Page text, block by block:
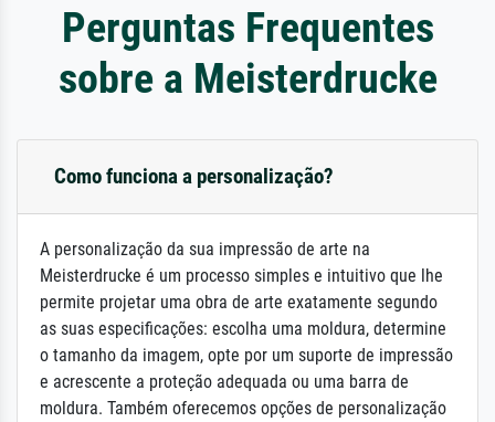
Perguntas Frequentes
sobre a Meisterdrucke
Como funciona a personalização?
A personalização da sua impressão de arte na
Meisterdrucke é um processo simples e intuitivo que lhe
permite projetar uma obra de arte exatamente segundo
as suas especificações: escolha uma moldura, determine
o tamanho da imagem, opte por um suporte de impressão
e acrescente a proteção adequada ou uma barra de
moldura. Também oferecemos opções de personalização